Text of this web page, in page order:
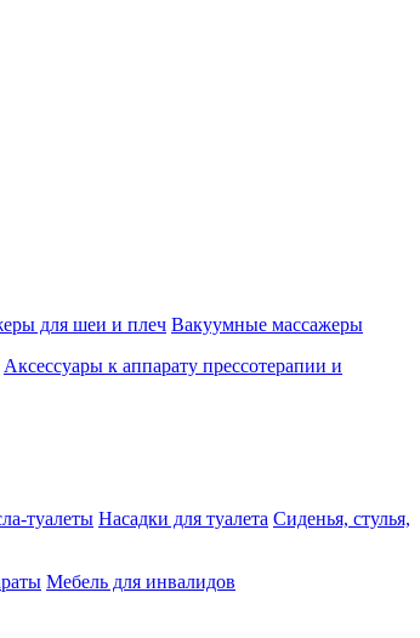
для шеи и плеч Вакуумные массажеры
Аксессуары к аппарату прессотерапии и
туалеты Насадки для туалета Сиденья, стулья,
Мебель для инвалидов